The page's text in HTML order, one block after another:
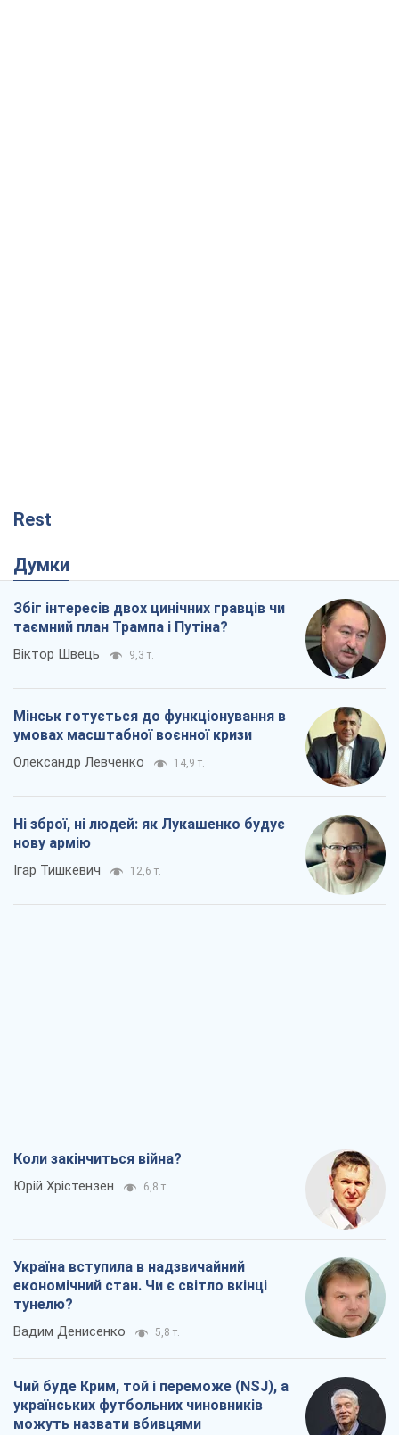
Rest
Думки
Збіг інтересів двох цинічних гравців чи
таємний план Трампа і Путіна?
Віктор Швець 9,3 т.
Мінськ готується до функціонування в
умовах масштабної воєнної кризи
Олександр Левченко 14,9 т.
Ні зброї, ні людей: як Лукашенко будує
нову армію
Ігар Тишкевич 12,6 т.
Коли закінчиться війна?
Юрій Хрістензен 6,8 т.
Україна вступила в надзвичайний
економічний стан. Чи є світло вкінці
тунелю?
Вадим Денисенко 5,8 т.
Чий буде Крим, той і переможе (NSJ), а
українських футбольних чиновників
можуть назвати вбивцями